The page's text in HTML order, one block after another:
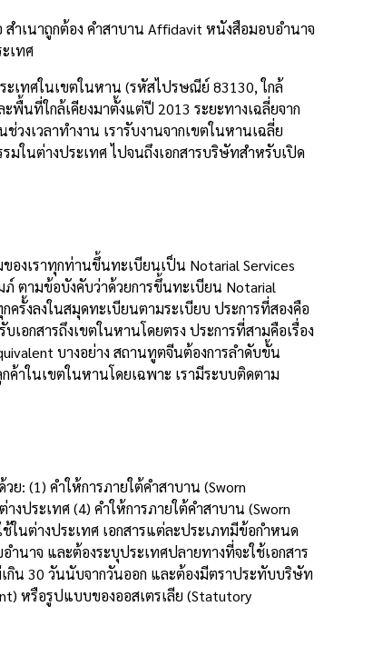
ำเนาถูกต้อง คำสาบาน Affidavit หนังสือมอบอำนาจ
เทศ
เทศในเขตในหาน (รหัสไปรษณีย์ 83130, ใกล้
นที่ใกล้เคียงมาตั้งแต่ปี 2013 ระยะทางเฉลี่ยจาก
งเวลาทำงาน เรารับงานจากเขตในหานเฉลี่ย
มในต่างประเทศ ไปจนถึงเอกสารบริษัทสำหรับเปิด
องเราทุกท่านขึ้นทะเบียนเป็น Notarial Services
ตามข้อบังคับว่าด้วยการขึ้นทะเบียน Notarial
รั้งลงในสมุดทะเบียนตามระเบียบ ประการที่สองคือ
เอกสารถึงเขตในหานโดยตรง ประการที่สามคือเรื่อง
บางอย่าง สถานทูตจีนต้องการลำดับขั้น
าในเขตในหานโดยเฉพาะ เรามีระบบติดตาม
: (1) คำให้การภายใต้คำสาบาน (Sworn
ประเทศ (4) คำให้การภายใต้คำสาบาน (Sworn
ในต่างประเทศ เอกสารแต่ละประเภทมีข้อกำหนด
นาจ และต้องระบุประเทศปลายทางที่จะใช้เอกสาร
กิน 30 วันนับจากวันออก และต้องมีตราประทับบริษัท
หรือรูปแบบของออสเตรเลีย (Statutory